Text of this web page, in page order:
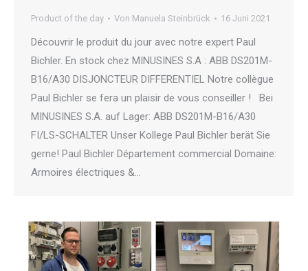
Product of the day Von Manuela Steinbrück 16 Juni 2021
Découvrir le produit du jour avec notre expert Paul
Bichler. En stock chez MINUSINES S.A : ABB DS201M-
B16/A30 DISJONCTEUR DIFFERENTIEL Notre collègue
Paul Bichler se fera un plaisir de vous conseiller ! Bei
MINUSINES S.A. auf Lager: ABB DS201M-B16/A30
FI/LS-SCHALTER Unser Kollege Paul Bichler berät Sie
gerne! Paul Bichler Département commercial Domaine:
Armoires électriques &…